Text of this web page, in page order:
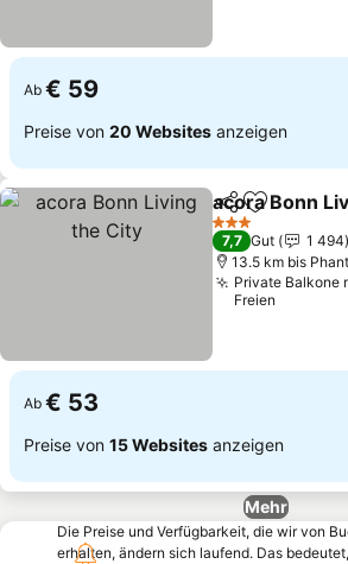
Ab € 59
Preise von 20 Websites anzeigen
TeilenZu
acora Bonn
3 Sterne
7,7 Gut
1 494
13.5 km bis
Private Balkone
Freien
Ab € 53
Preise von 15 Websites anzeigen
Mehr
Die Preise und Verfügbarkeit, die wir von
erhalten, ändern sich laufend. Das